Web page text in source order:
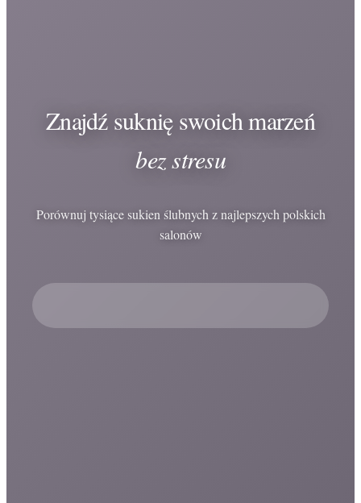
Znajdź suknię swoich marzeń
bez stresu
Porównuj tysiące sukien ślubnych z najlepszych polskich
salonów